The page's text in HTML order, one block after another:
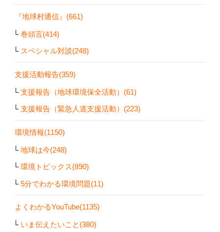
『地球村通信』(661)
巻頭言(414)
スペシャル対談(248)
支援活動報告(359)
支援報告（地球環境保全活動）(61)
支援報告（緊急人道支援活動）(223)
環境情報(1150)
地球は今(248)
環境トピックス(890)
5分でわかる環境問題(11)
よくわかるYouTube(1135)
いま伝えたいこと(380)